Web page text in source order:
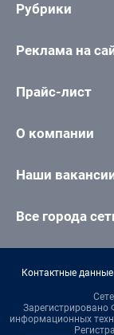
Рубрики
Реклама на
Прайс-лист
О компании
Наши
Все города
Контактные
Зарегистрировано
информационных